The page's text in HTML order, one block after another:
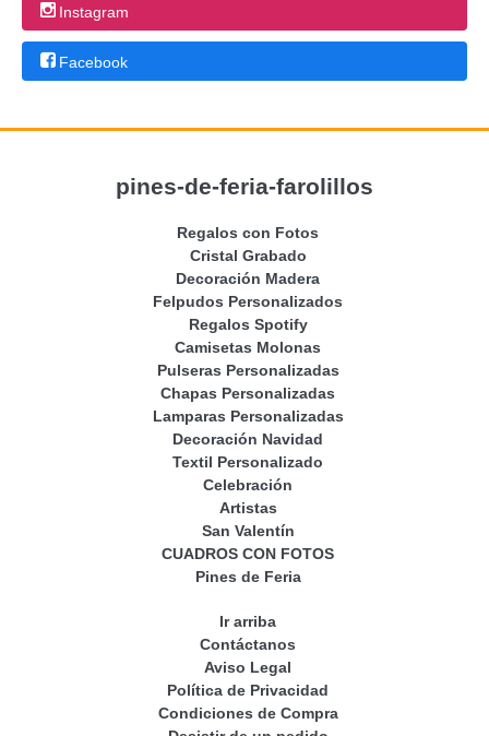
Instagram
Facebook
pines-de-feria-farolillos
Regalos con Fotos
Cristal Grabado
Decoración Madera
Felpudos Personalizados
Regalos Spotify
Camisetas Molonas
Pulseras Personalizadas
Chapas Personalizadas
Lamparas Personalizadas
Decoración Navidad
Textil Personalizado
Celebración
Artistas
San Valentín
CUADROS CON FOTOS
Pines de Feria
Ir arriba
Contáctanos
Aviso Legal
Política de Privacidad
Condiciones de Compra